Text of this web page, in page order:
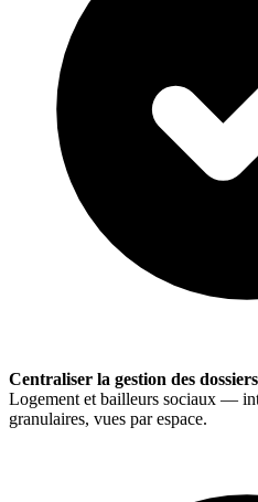
Centraliser la gestion des dossiers
Logement et bailleurs sociaux —
granulaires, vues par espace.